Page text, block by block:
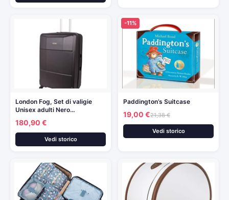
London Fog, Set di valigie
Unisex adulti Nero…
180,90 €
Vedi storico
-11%
Paddington’s Suitcase
19,00 €21,38 €
Vedi storico